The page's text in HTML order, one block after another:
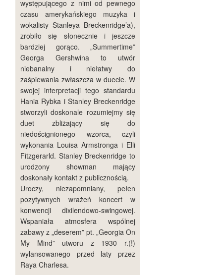
występującego z nimi od pewnego
czasu amerykańskiego muzyka i
wokalisty Stanleya Breckenridge’a),
zrobiło się słonecznie i jeszcze
bardziej gorąco. „Summertime”
Georga Gershwina to utwór
niebanalny i niełatwy do
zaśpiewania zwłaszcza w duecie. W
swojej interpretacji tego standardu
Hania Rybka i Stanley Breckenridge
stworzyli doskonale rozumiejmy się
duet zbliżający się do
niedoścignionego wzorca, czyli
wykonania Louisa Armstronga i Elli
Fitzgerarld. Stanley Breckenridge to
urodzony showman mający
doskonały kontakt z publicznością.
Uroczy, niezapomniany, pełen
pozytywnych wrażeń koncert w
konwencji dixilendowo-swingowej.
Wspaniała atmosfera wspólnej
zabawy z „deserem” pt. „Georgia On
My Mind” utworu z 1930 r.(!)
wylansowanego przed laty przez
Raya Charlesa.